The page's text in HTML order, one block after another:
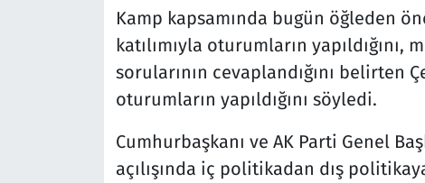
Kamp kapsamında bugün öğleden
katılımıyla oturumların
sorularının cevaplandığını belirten
oturumların yapıldığını söyledi.
Cumhurbaşkanı ve AK Parti Genel
açılışında iç politikadan dış